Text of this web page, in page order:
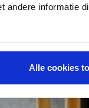
andere informatie
Alle cookies